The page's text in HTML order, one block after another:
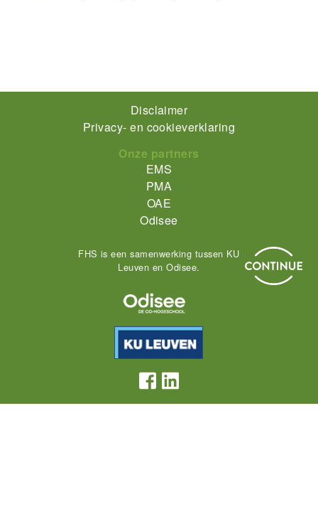
Disclaimer
Privacy- en cookieverklaring
Onze partners
EMS
PMA
OAE
Odisee
FHS is een samenwerking tussen KU
Leuven en Odisee.